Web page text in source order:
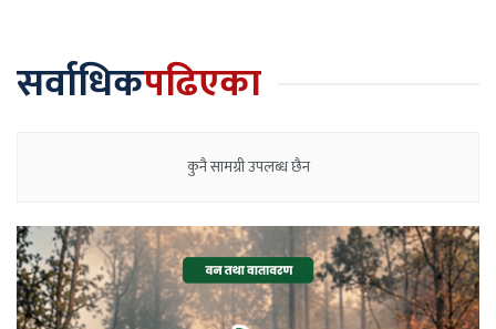
सर्वाधिकपढिएका
कुनै सामग्री उपलब्ध छैन